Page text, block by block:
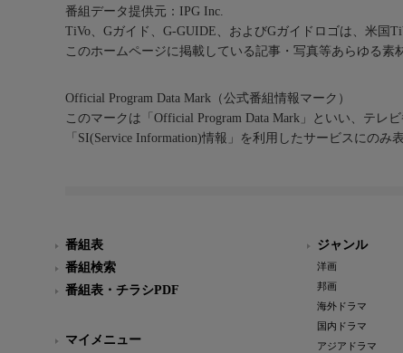
番組データ提供元：IPG Inc.
TiVo、Gガイド、G-GUIDE、およびGガイドロゴは、米国
このホームページに掲載している記事・写真等あらゆる素
Official Program Data Mark（公式番組情報マーク）
このマークは「Official Program Data Mark」といい、テレ
「SI(Service Information)情報」を利用したサービスにのみ
番組表
番組検索
番組表・チラシPDF
マイメニュー
ジャンル
洋画
邦画
海外ドラマ
国内ドラマ
アジアドラマ